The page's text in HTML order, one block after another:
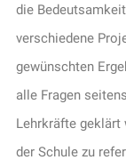
die
verschiedene
gewünschten
alle Fragen
Lehrkräfte geklärt
der Schule zu